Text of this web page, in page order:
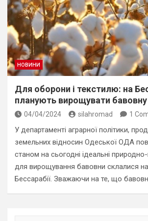
НОВИНИ
Для оборони і текстилю: на
планують вирощувати бавовну
04/04/2024 silahromad 1
У департаменті аграрної політики,
земельних відносин Одеської ОДА
станом на сьогодні ідеальні
для вирощування бавовни склалися на
Бессарабії. Зважаючи на те, що